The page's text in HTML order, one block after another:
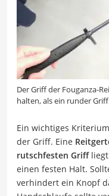
Der Griff der Fouganza-
halten, als ein runder
Ein wichtiges
der Griff. Eine
rutschfesten Griffliegt
einen festen Halt.
verhindert ein Knopf